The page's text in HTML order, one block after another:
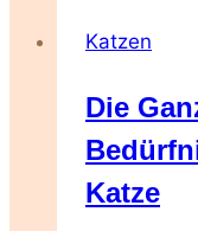
Katzen
Die
Katze